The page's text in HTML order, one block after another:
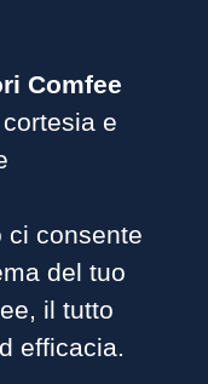
Comfee
e
ci consente
del tuo
il tutto
efficacia.